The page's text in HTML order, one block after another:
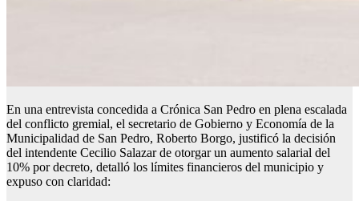
En una entrevista concedida a Crónica San Pedro en plena escalada
del conflicto gremial, el secretario de Gobierno y Economía de la
Municipalidad de San Pedro, Roberto Borgo, justificó la decisión
del intendente Cecilio Salazar de otorgar un aumento salarial del
10% por decreto, detalló los límites financieros del municipio y
expuso con claridad: